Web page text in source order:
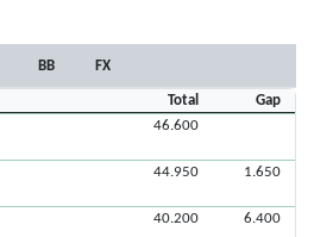
BB FX
Total
Gap
46.600
44.950 1.650
40.200 6.400